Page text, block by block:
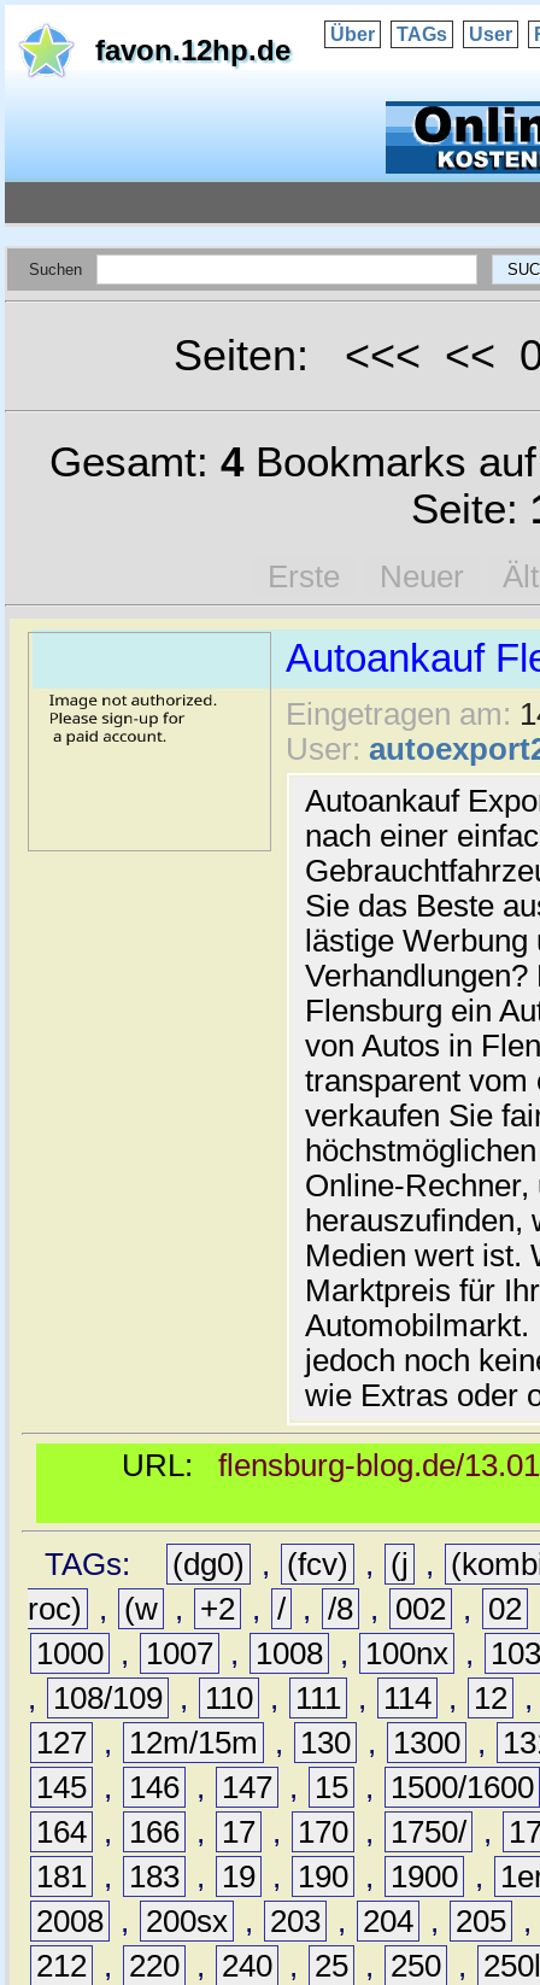
favon.12hp.de Über TAGs User
Suchen
Seiten: <<< <<
Gesamt: 4Bookmarks
Seite:
Erste Neuer
Autoankauf
Eingetragen am:
User:
Autoankauf
nach einer
Sie das Beste
lästige
Flensburg ein
von Autos in
transparent vom
verkaufen Sie
Online-
herauszufinden,
Medien wert ist.
Marktpreis für
jedoch noch
wie Extras oder
URL: flensburg-blog.de/
TAGs: (dg0) , (fcv) , (j ,
roc)
, (w , +2 , / , /8 , 002 , 02
1000 , 1007 , 1008 , 100nx ,
,
108/109 , 110 , 111 , 114 , 12
127 , 12m/15m , 130 , 1300 ,
145 , 146 , 147 , 15 ,
1500/1600
164 , 166 , 17 , 170 , 1750/ ,
181 , 183 , 19 , 190 , 1900 ,
2008 , 200sx , 203 , 204 , 205 ,
212 , 220 , 240 , 25 , 250 ,